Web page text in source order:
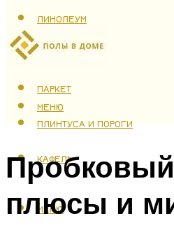
ЛИНОЛЕУМ
ТЕПЛЫЙ ПОЛ
ПАРКЕТ
ПЛИНТУСА И ПОРОГИ
КАФЕЛЬ
МЕНЮ
МЕНЮ
плюсы и